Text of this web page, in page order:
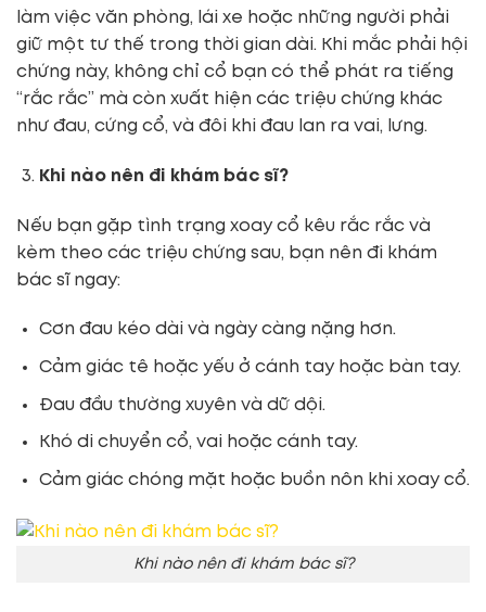
làm việc văn phòng, lái xe hoặc những người phải
giữ một tư thế trong thời gian dài. Khi mắc phải hội
chứng này, không chỉ cổ bạn có thể phát ra tiếng
“rắc rắc” mà còn xuất hiện các triệu chứng khác
như đau, cứng cổ, và đôi khi đau lan ra vai, lưng.
Khi nào nên đi khám bác sĩ?
Nếu bạn gặp tình trạng xoay cổ kêu rắc rắc và
kèm theo các triệu chứng sau, bạn nên đi khám
bác sĩ ngay:
Cơn đau kéo dài và ngày càng nặng hơn.
Cảm giác tê hoặc yếu ở cánh tay hoặc bàn tay.
Đau đầu thường xuyên và dữ dội.
Khó di chuyển cổ, vai hoặc cánh tay.
Cảm giác chóng mặt hoặc buồn nôn khi xoay cổ.
Khi nào nên đi khám bác sĩ?